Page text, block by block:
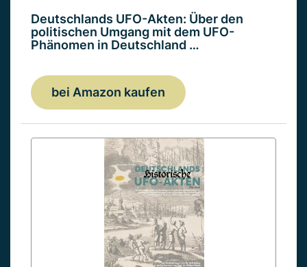
Deutschlands UFO-Akten: Über den
politischen Umgang mit dem UFO-
Phänomen in Deutschland …
bei Amazon kaufen